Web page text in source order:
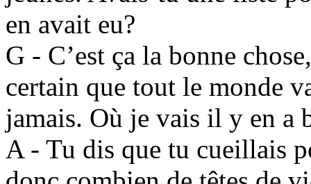
en avait eu?
G - C’est ça la bonne
certain que tout le monde
jamais. Où je vais il y en a
A - Tu dis que tu cueillais